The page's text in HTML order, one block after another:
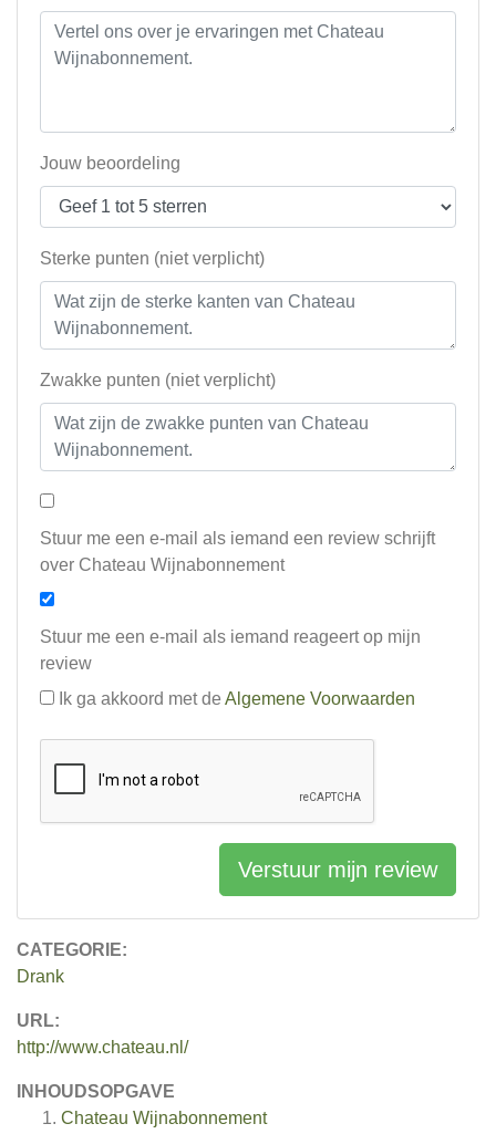
CATEGORIE:
Drank
URL:
http://www.chateau.nl/
INHOUDSOPGAVE
Chateau Wijnabonnement
Jouw beoordeling
Sterke punten (niet verplicht)
Zwakke punten (niet verplicht)
Stuur me een e-mail als iemand een review schrijft
over Chateau Wijnabonnement
Stuur me een e-mail als iemand reageert op mijn
review
Ik ga akkoord met de Algemene Voorwaarden
Verstuur mijn review